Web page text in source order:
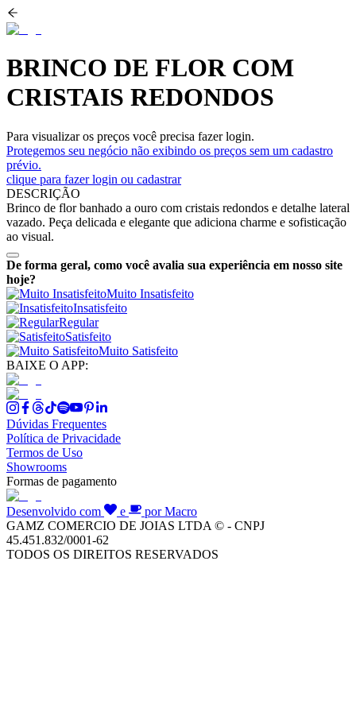
BRINCO DE FLOR COM
CRISTAIS REDONDOS
Para visualizar os preços você precisa fazer login.
Protegemos seu negócio não exibindo os preços sem um cadastro
prévio.
clique para fazer login ou cadastrar
DESCRIÇÃO
Brinco de flor banhado a ouro com cristais redondos e detalhe lateral
vazado. Peça delicada e elegante que adiciona charme e sofisticação
ao visual.
De forma geral, como você avalia sua experiência em nosso site
hoje?
Muito Insatisfeito
Insatisfeito
Regular
Satisfeito
Muito Satisfeito
BAIXE O APP:
Dúvidas Frequentes
Política de Privacidade
Termos de Uso
Showrooms
Formas de pagamento
Desenvolvido com e
por Macro
GAMZ COMERCIO DE JOIAS LTDA © - CNPJ
45.451.832/0001-62
TODOS OS DIREITOS RESERVADOS